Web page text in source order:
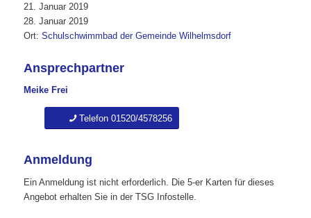
21. Januar 2019
28. Januar 2019
Ort: Schulschwimmbad der Gemeinde Wilhelmsdorf
Ansprechpartner
Meike Frei
Telefon 01520/4578256
Anmeldung
Ein Anmeldung ist nicht erforderlich. Die 5-er Karten für dieses
Angebot erhalten Sie in der TSG Infostelle.